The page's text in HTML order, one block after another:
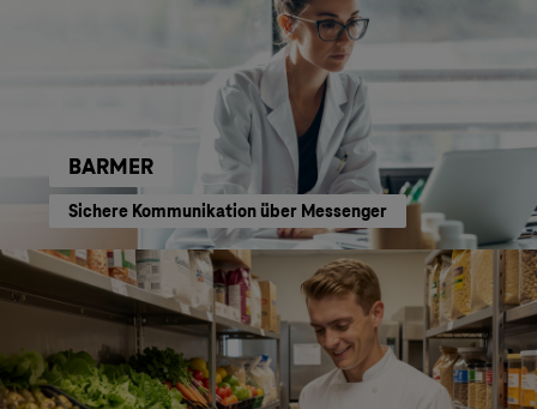
BARMER
Sichere Kommunikation über Messenger